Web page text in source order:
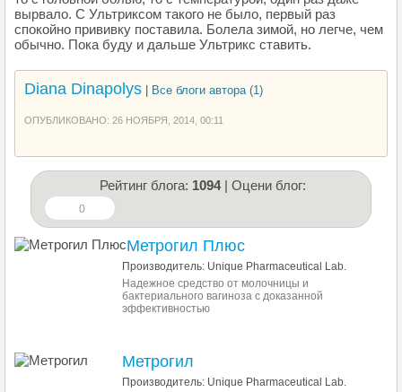
вырвало. С Ультриксом такого не было, первый раз
спокойно прививку поставила. Болела зимой, но легче, чем
обычно. Пока буду и дальше Ультрикс ставить.
Diana Dinapolys Все блоги автора (1)
ОПУБЛИКОВАНО: 26 НОЯБРЯ, 2014, 00:11
Рейтинг блога: 1094| Оцени блог:
0
Метрогил Плюс
Производитель: Unique Pharmaceutical Lab.
Надежное средство от молочницы и
бактериального вагиноза с доказанной
эффективностью
Метрогил
Производитель: Unique Pharmaceutical Lab.